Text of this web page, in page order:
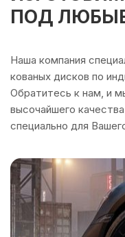
ПОД
Наша компания
кованых дисков по
Обратитесь к нам, и
высочайшего
специально для